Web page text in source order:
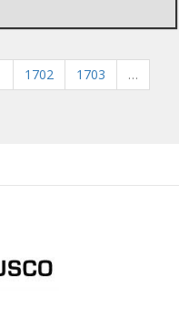
1702 1703
…